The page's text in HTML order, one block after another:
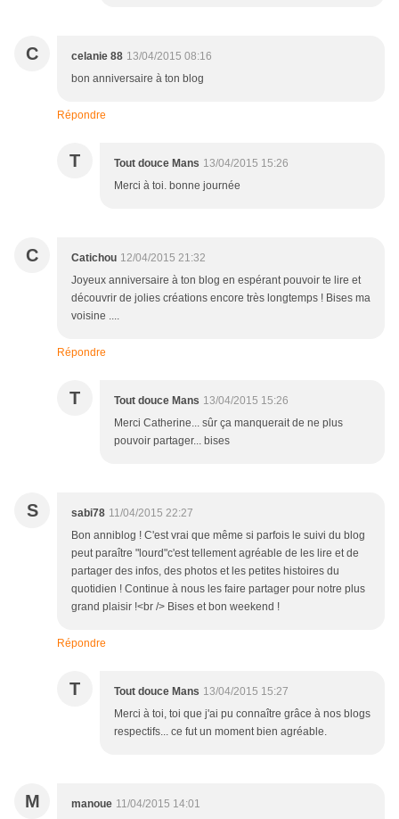
C celanie 88 13/04/2015 08:16
bon anniversaire à ton blog
Répondre
T Tout douce Mans 13/04/2015 15:26
Merci à toi. bonne journée
C Catichou 12/04/2015 21:32
Joyeux anniversaire à ton blog en espérant pouvoir te lire et
découvrir de jolies créations encore très longtemps ! Bises ma
voisine ....
Répondre
T Tout douce Mans 13/04/2015 15:26
Merci Catherine... sûr ça manquerait de ne plus
pouvoir partager... bises
S sabi78 11/04/2015 22:27
Bon anniblog ! C'est vrai que même si parfois le suivi du blog
peut paraître "lourd"c'est tellement agréable de les lire et de
partager des infos, des photos et les petites histoires du
quotidien ! Continue à nous les faire partager pour notre plus
grand plaisir !<br /> Bises et bon weekend !
Répondre
T Tout douce Mans 13/04/2015 15:27
Merci à toi, toi que j'ai pu connaître grâce à nos blogs
respectifs... ce fut un moment bien agréable.
M manoue 11/04/2015 14:01